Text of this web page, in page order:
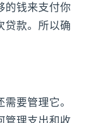
的钱来支付你
贷款。所以确
要管理它。
管理支出和收